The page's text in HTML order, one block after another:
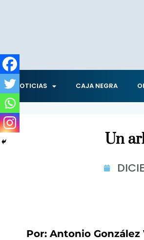
NOTICIAS CAJA NEGRA
Un
Por: Antonio González